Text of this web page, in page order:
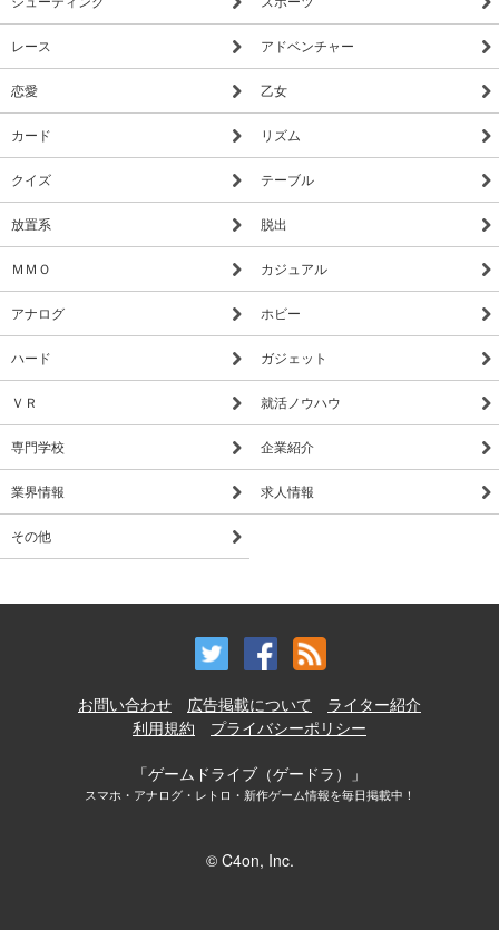
レース アドベンチャー
恋愛 乙女
カード リズム
クイズ テーブル
放置系 脱出
ＭＭＯ カジュアル
アナログ ホビー
ハード ガジェット
ＶＲ 就活ノウハウ
専門学校 企業紹介
業界情報 求人情報
その他
お問い合わせ 広告掲載について
ライター紹介
利用規約
プライバシーポリシー
「ゲームドライブ（ゲードラ）」
スマホ・アナログ・レトロ・新作ゲーム情報を毎日掲載中！
© C4on, Inc.